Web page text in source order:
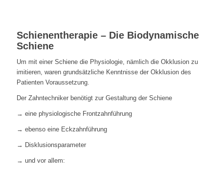
Schienentherapie – Die Biodynamische
Schiene
Um mit einer Schiene die Physiologie, nämlich die Okklusion zu
imitieren, waren grundsätzliche Kenntnisse der Okklusion des
Patienten Voraussetzung.
Der Zahntechniker benötigt zur Gestaltung der Schiene
→ eine physiologische Frontzahnführung
→ ebenso eine Eckzahnführung
→ Disklusionsparameter
→ und vor allem: